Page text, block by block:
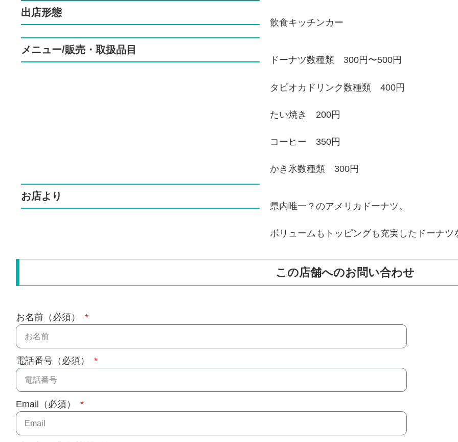
出店形態
飲食キッチンカー
メニュー/販売・取扱品目
ドーナツ数種類 300円〜500円
タピオカドリンク数種類 400円
たい焼き 200円
コーヒー 350円
かき氷数種類 300円
お店より
県内唯一？のアメリカドーナツ。
ボリュームもトッピングも充実したドーナツ
この店舗へのお問い合わせ
お名前（必須）
電話番号（必須）
Email（必須）